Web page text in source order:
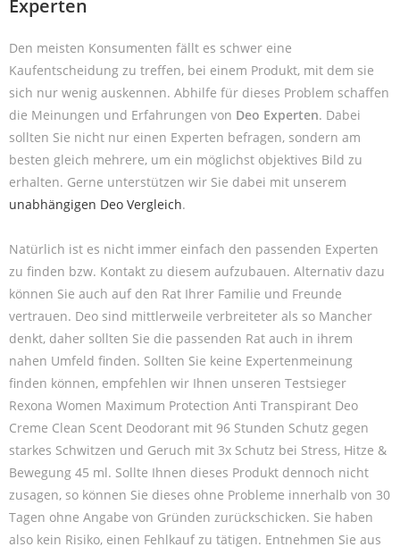
Experten
Den meisten Konsumenten fällt es schwer eine
Kaufentscheidung zu treffen, bei einem Produkt, mit dem sie
sich nur wenig auskennen. Abhilfe für dieses Problem schaffen
die Meinungen und Erfahrungen von Deo Experten. Dabei
sollten Sie nicht nur einen Experten befragen, sondern am
besten gleich mehrere, um ein möglichst objektives Bild zu
erhalten. Gerne unterstützen wir Sie dabei mit unserem
unabhängigen Deo Vergleich.
Natürlich ist es nicht immer einfach den passenden Experten
zu finden bzw. Kontakt zu diesem aufzubauen. Alternativ dazu
können Sie auch auf den Rat Ihrer Familie und Freunde
vertrauen. Deo sind mittlerweile verbreiteter als so Mancher
denkt, daher sollten Sie die passenden Rat auch in ihrem
nahen Umfeld finden. Sollten Sie keine Expertenmeinung
finden können, empfehlen wir Ihnen unseren Testsieger
Rexona Women Maximum Protection Anti Transpirant Deo
Creme Clean Scent Deodorant mit 96 Stunden Schutz gegen
starkes Schwitzen und Geruch mit 3x Schutz bei Stress, Hitze &
Bewegung 45 ml. Sollte Ihnen dieses Produkt dennoch nicht
zusagen, so können Sie dieses ohne Probleme innerhalb von 30
Tagen ohne Angabe von Gründen zurückschicken. Sie haben
also kein Risiko, einen Fehlkauf zu tätigen. Entnehmen Sie aus